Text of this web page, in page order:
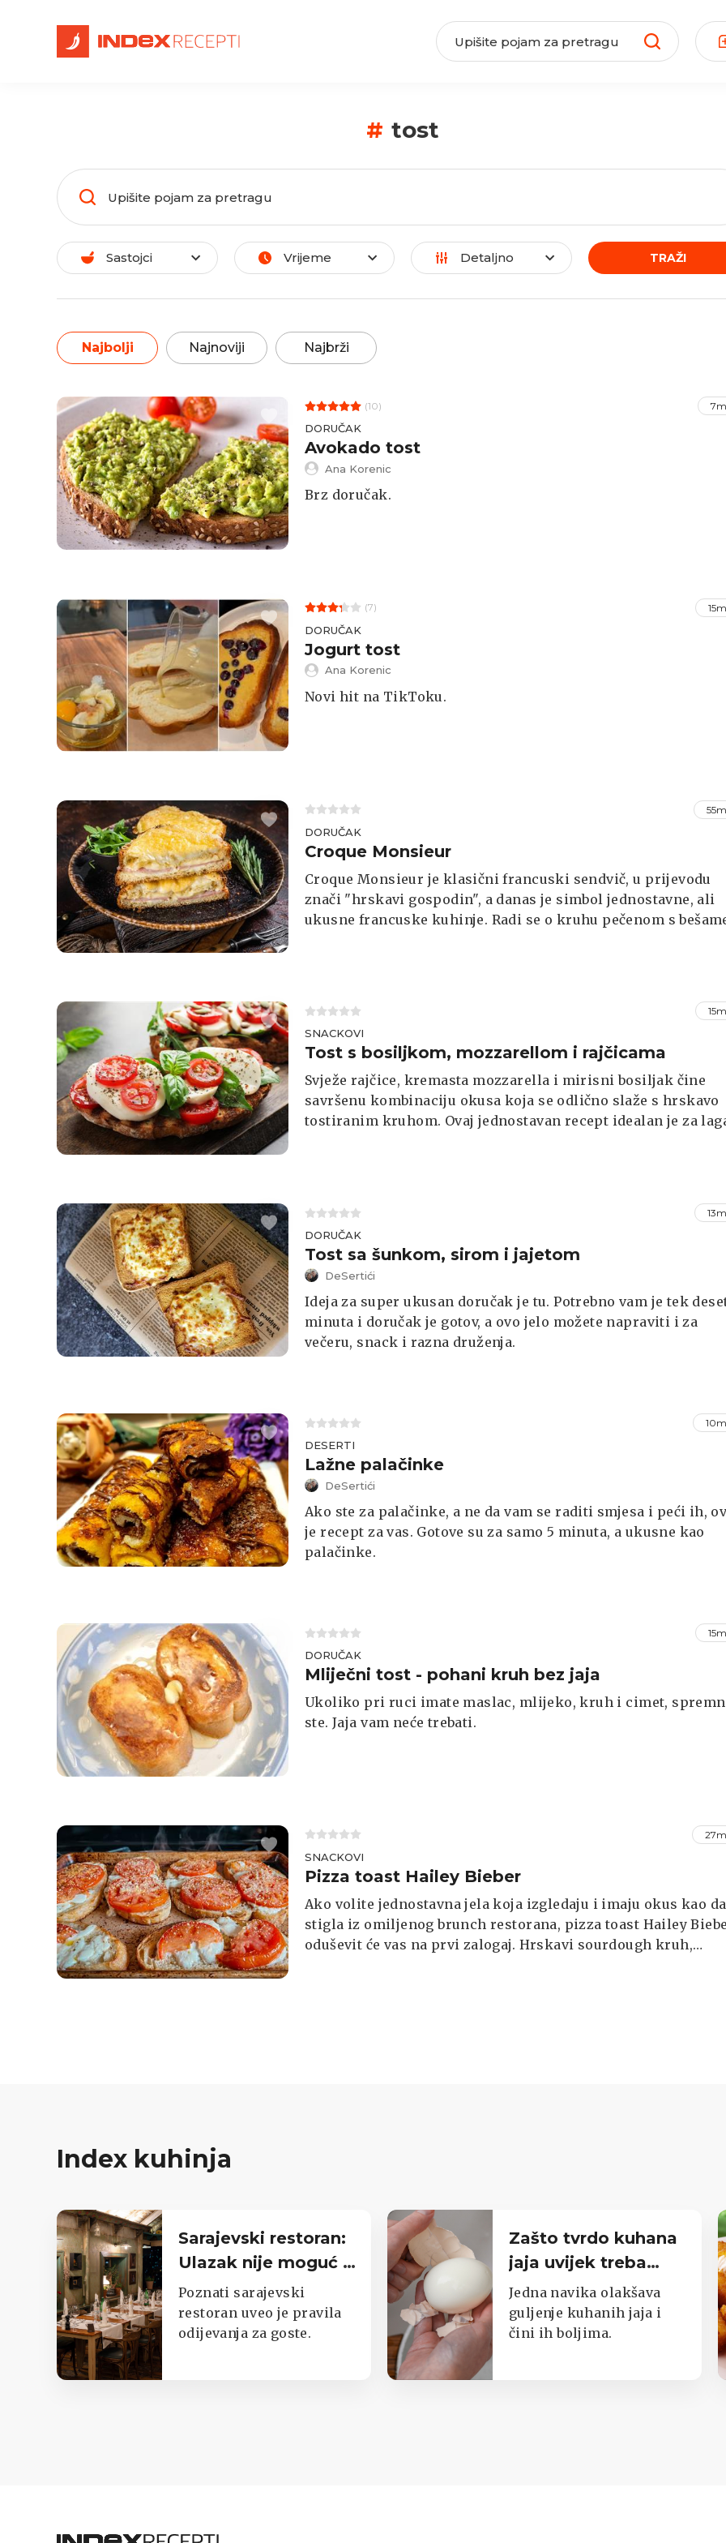
# tost
Sastojci Vrijeme Detaljno TRAŽI
Najbolji Najnoviji Najbrži
(10)
DORUČAK
Avokado tost
Ana Korenic
Brz doručak.
(7)
DORUČAK
Jogurt tost
Ana Korenic
Novi hit na TikToku.
DORUČAK
Croque Monsieur
Croque Monsieur je klasični francuski sendvič, u prijevodu
znači "hrskavi gospodin", a danas je simbol jednostavne, ali
ukusne francuske kuhinje. Radi se o kruhu pečenom s
SNACKOVI
Tost s bosiljkom, mozzarellom i rajčicama
Svježe rajčice, kremasta mozzarella i mirisni bosiljak čine
savršenu kombinaciju okusa koja se odlično slaže s hrskavo
tostiranim kruhom. Ovaj jednostavan recept idealan je za
DORUČAK
Tost sa šunkom, sirom i jajetom
DeSertići
Ideja za super ukusan doručak je tu. Potrebno vam je tek
minuta i doručak je gotov, a ovo jelo možete napraviti i za
večeru, snack i razna druženja.
DESERTI
Lažne palačinke
DeSertići
Ako ste za palačinke, a ne da vam se raditi smjesa i peći ih,
je recept za vas. Gotove su za samo 5 minuta, a ukusne kao
palačinke.
DORUČAK
Mliječni tost - pohani kruh bez jaja
Ukoliko pri ruci imate maslac, mlijeko, kruh i cimet,
ste. Jaja vam neće trebati.
SNACKOVI
Pizza toast Hailey Bieber
Ako volite jednostavna jela koja izgledaju i imaju okus kao
stigla iz omiljenog brunch restorana, pizza toast Hailey
oduševit će vas na prvi zalogaj. Hrskavi sourdough kruh,
Index kuhinja
Sarajevski restoran:
Ulazak nije moguć u
trenirkama,
potkošuljama i
japankama
Poznati sarajevski
restoran uveo je pravila
odijevanja za goste.
Zašto tvrdo kuhana
jaja uvijek treba
staviti u ledenu
vodu
Jedna navika olakšava
guljenje kuhanih jaja i
čini ih boljima.